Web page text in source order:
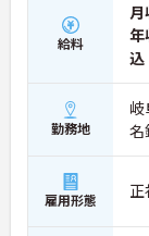
給料
月
年
込
勤務地
名
雇用形態